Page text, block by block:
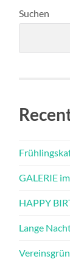
Suchen
GALERIE
HAPPY
Lange